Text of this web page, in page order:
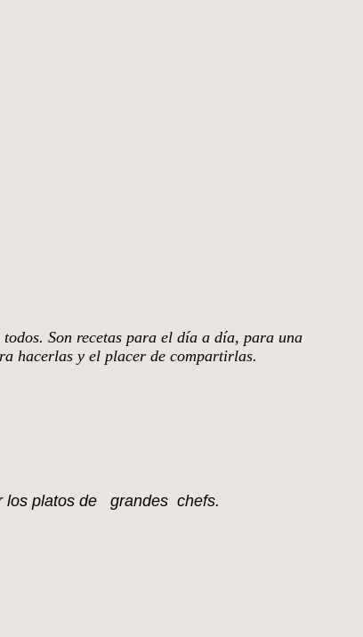
Son recetas para el día a día, para una
hacerlas y el placer de compartirlas.
los platos de grandes chefs.